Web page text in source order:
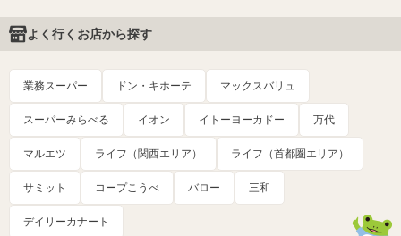
よく行くお店から探す
業務スーパー ドン・キホーテ マックスバリュ
スーパーみらべる イオン イトーヨーカドー 万代
マルエツ ライフ（関西エリア） ライフ（首都圏エリア）
サミット コープこうべ バロー 三和
デイリーカナート